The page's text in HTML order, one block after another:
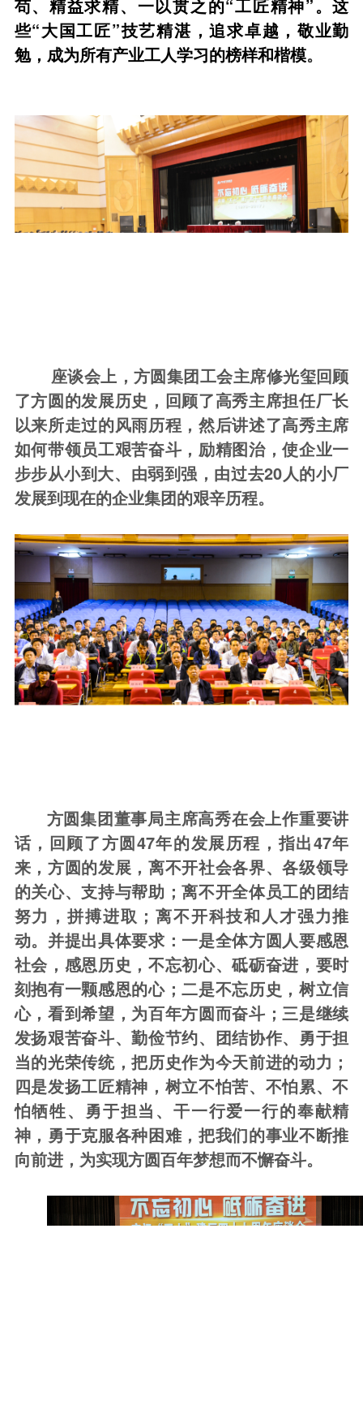
苟、精益求精、一以贯之的“工匠精神”。这
些“大国工匠”技艺精湛，追求卓越，敬业勤
勉，成为所有产业工人学习的榜样和楷模。
座谈会上，方圆集团工会主席修光玺回顾
了方圆的发展历史， 回顾了高秀主席担任厂长
以来所走过的风雨历程，然后讲述了高秀主席
如何带领员工艰苦奋斗， 励精图治，使企业一
步步从小到大、由弱到强，由过去20人的小厂
发展到现在的企业集团的艰辛历程。
方圆集团董事局主席高秀在会上作重要讲
话， 回顾了方圆47年的发展历程，指出47年
来 ， 方圆的发展 ，离不开社会各界、各级领导
的关心、支持与帮助 ；离不开全体员工的团结
努力，拼搏进取；离不开科技和人才强力推
动。 并提出具体要求：一是全体方圆人要感恩
社会，感恩历史，不忘初心、砥砺奋进，要时
刻抱有一颗感恩的心；二是不忘历史，树立信
心，看到希望，为百年方圆而奋斗；三是继续
发扬艰苦奋斗、勤俭节约、团结协作、勇于担
当的光荣传统，把历史作为今天前进的动力；
四是发扬工匠精神，树立不怕苦、不怕累、不
怕牺牲、勇于担当、干一行爱一行的奉献精
神，勇于克服各种困难，把我们的事业不断推
向前进， 为实现方圆百年梦想而不懈奋斗。